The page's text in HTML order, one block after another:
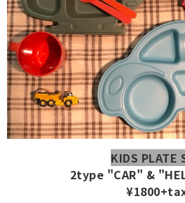
KIDS PLATE
2type "CAR" &